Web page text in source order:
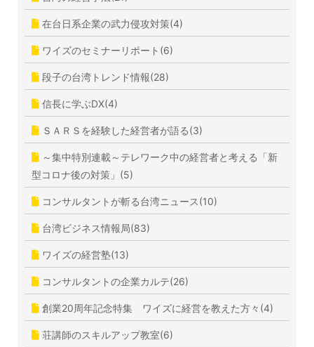
在台日系企業の武力侵攻対策(4)
ワイズのセミナーリポート(6)
段子の台湾トレンド情報(28)
信長に学ぶDX(4)
ＳＡＲＳを経験した経営者が語る(3)
～集中特別連載～テレワーク中の経営者と考える「新
型コロナ後の対策」(5)
コンサルタントが斬る台湾ニュース(10)
台湾ビジネス情報局(83)
ワイズの経営塾(13)
コンサルタントの企業カルテ(26)
創業20周年記念特集 ワイズに経営を教えた方々(4)
荘講師のスキルアップ教室(6)